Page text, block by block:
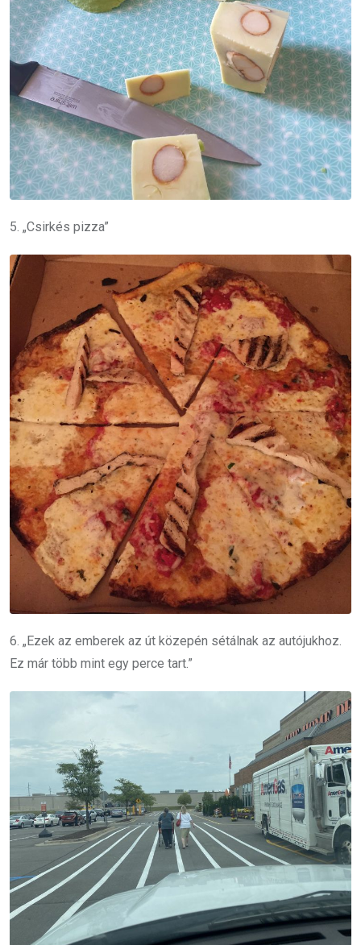
5. „Csirkés pizza”
6. „Ezek az emberek az út közepén sétálnak az autójukhoz.
Ez már több mint egy perce tart.”